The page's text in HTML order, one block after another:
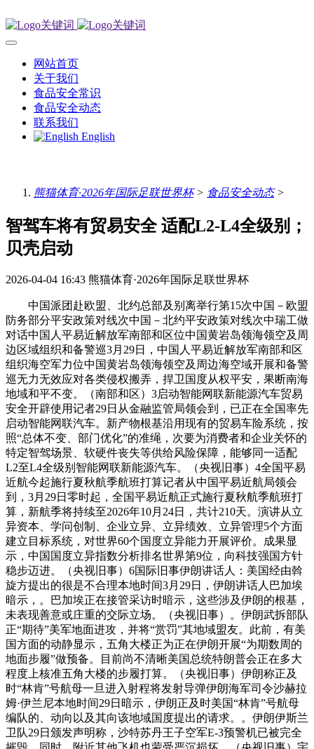
网站首页
关于我们
食品安全常识
食品安全动态
联系我们
English
熊猫体育·2026年国际足联世界杯> 食品安全动态>
智驾车将有贸易安全 适配L2-L4全级别；
贝壳启动
2026-04-04 16:43 熊猫体育·2026年国际足联世界杯
中国派团赴欧盟、北约总部及别离举行第15次中国－欧盟
防务部分平安政策对线次中国－北约平安政策对线次中瑞工做
对话中国人平易近解放军南部和区位中国黄岩岛领海领空及周
边区域组织和备警巡3月29日，中国人平易近解放军南部和区
组织海空军力位中国黄岩岛领海领空及周边海空域开展和备警
巡无力无效应对各类侵权搬弄，捍卫国度从权平安，果断南海
地域和平不变。（南部和区）3启动智能网联新能源汽车贸易
安全开辟使用记者29日从金融监管局领会到，已正在全国率先
启动智能网联汽车。新产物根基沿用现有的贸易车险系统，按
照“总体不变、部门优化”的准绳，次要为消费者和企业关怀的
特定智驾场景、软硬件丧失等供给风险保障，能够同一适配
L2至L4全级别智能网联新能源汽车。（央视旧事）4全国平易
近航今起施行夏秋航季航班打算记者从中国平易近航局领会
到，3月29日零时起，全国平易近航正式施行夏秋航季航班打
算，新航季将持续至2026年10月24日，共计210天。演讲从立
异资本、学问创制、企业立异、立异绩效、立异管理5个方面
建立目标系统，对世界60个国度立异能力开展评价。成果显
示，中国国度立异指数分析排名世界第9位，向科技强国方针
稳步迈进。（央视旧事）6国际旧事伊朗讲话人：美国经由斡
旋方提出的很是不合理本地时间3月29日，伊朗讲话人巴加埃
暗示，。巴加埃正在接管采访时暗示，这些涉及伊朗的根基，
未表现善意或庄重的交际立场。（央视旧事）。伊朗武拆部队
正“期待”美军地面进攻，并将“赏罚”其地域盟友。此前，有美
国方面的动静显示，五角大楼正为正在伊朗开展“为期数周的
地面步履”做预备。目前尚不清晰美国总统特朗普会正在多大
程度上核准五角大楼的步履打算。（央视旧事）伊朗称正及
时“林肯”号航母一旦进入射程将发射导弹伊朗海军司令沙赫拉
姆·伊兰尼本地时间29日暗示，伊朗正及时美国“林肯”号航母
编队的、动向以及其向该地域国度提出的请求。。伊朗伊斯兰
卫队29日颁发声明称，沙特苏丹王子空军E-3预警机已被完全